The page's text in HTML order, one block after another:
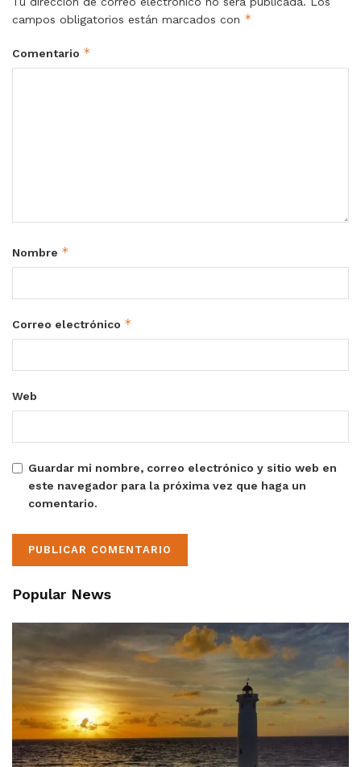
campos obligatorios están marcados con *
Comentario *
Nombre *
Correo electrónico *
Web
Guardar mi nombre, correo electrónico y sitio web en
este navegador para la próxima vez que haga un
comentario.
Popular News